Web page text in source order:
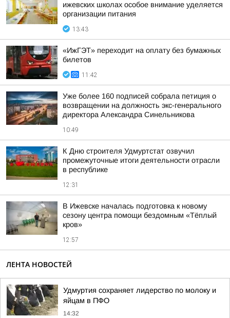
ижевских школах особое внимание уделяется
организации питания
13:43
«ИжГЭТ» переходит на оплату без бумажных
билетов
11:42
Уже более 160 подписей собрала петиция о
возвращении на должность экс-генерального
директора Александра Синельникова
10:49
К Дню строителя Удмуртстат озвучил
промежуточные итоги деятельности отрасли
в республике
12:31
В Ижевске началась подготовка к новому
сезону центра помощи бездомным «Тёплый
кров»
12:57
ЛЕНТА НОВОСТЕЙ
Удмуртия сохраняет лидерство по молоку и
яйцам в ПФО
14:32